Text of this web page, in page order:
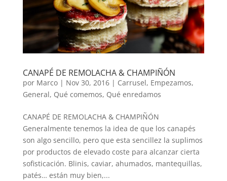
CANAPÉ DE REMOLACHA & CHAMPIÑÓN
por Marco| Nov 30, 2016| Carrusel, Empezamos,
General, Qué comemos, Qué enredamos
CANAPÉ DE REMOLACHA & CHAMPIÑÓN
Generalmente tenemos la idea de que los canapés
son algo sencillo, pero que esta sencillez la suplimos
por productos de elevado coste para alcanzar cierta
sofisticación. Blinis, caviar, ahumados, mantequillas,
patés… están muy bien,...